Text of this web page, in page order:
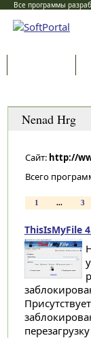
Все программы
Nenad Hrg
Сайт: http://
Всего
1 ... 3
ThisIsMyFile